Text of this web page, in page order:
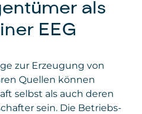
als
EEG
zur Erzeugung von
Quellen können
selbst als auch deren
sein. Die Betriebs-